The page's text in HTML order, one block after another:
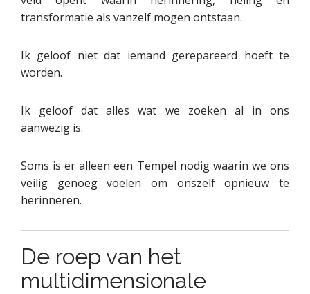
transformatie als vanzelf mogen ontstaan.
Ik geloof niet dat iemand gerepareerd hoeft te
worden.
Ik geloof dat alles wat we zoeken al in ons
aanwezig is.
Soms is er alleen een Tempel nodig waarin we ons
veilig genoeg voelen om onszelf opnieuw te
herinneren.
De roep van het
multidimensionale